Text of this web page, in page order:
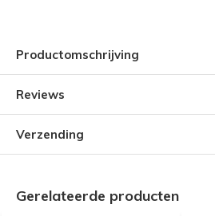
Productomschrijving
Reviews
Verzending
Gerelateerde producten